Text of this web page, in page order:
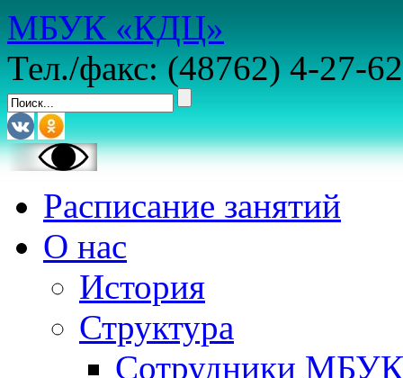
МБУК «КДЦ»
Тел./факс: (48762) 4-27-62
Расписание занятий
О нас
История
Структура
Сотрудники